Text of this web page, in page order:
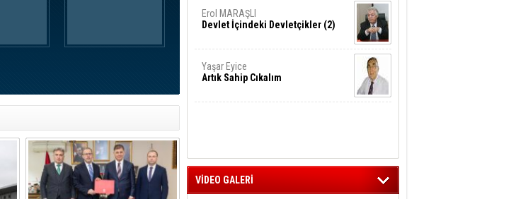
Erol MARAŞLI
Devlet İçindeki Devletçikler (2)
Yaşar Eyice
Artık Sahip Cıkalım
VİDEO GALERİ